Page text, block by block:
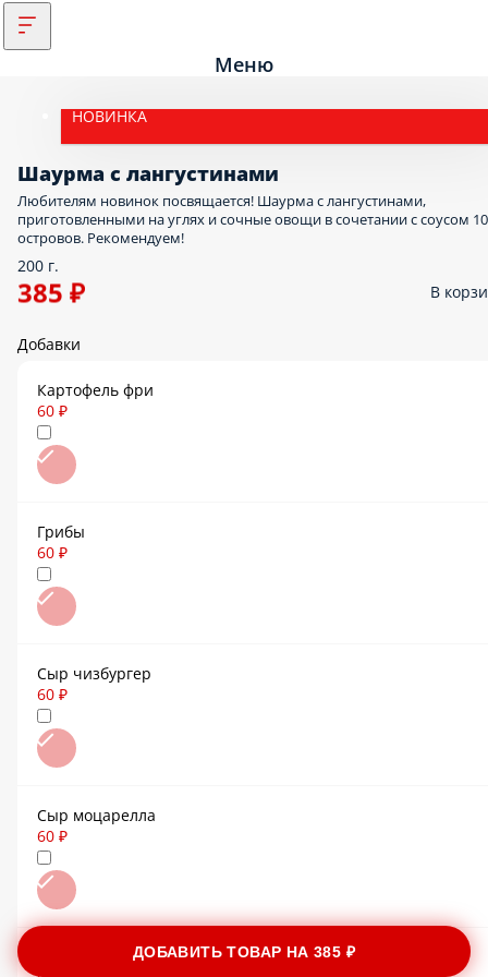
Меню
НОВИНКА
Шаурма с лангустинами
Любителям новинок посвящается! Шаурма с лангустинами,
приготовленными на углях и сочные овощи в сочетании с соусом
островов. Рекомендуем!
200 г.
385 ₽ В
Добавки
Картофель фри
60 ₽
Грибы
60 ₽
Сыр чизбургер
60 ₽
Сыр моцарелла
60 ₽
Жареный лукДОБАВИТЬ ТОВАР НА385 ₽